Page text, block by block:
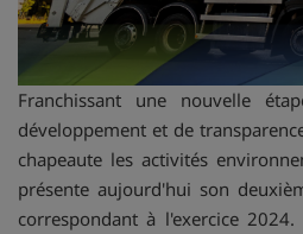
Franchissant une nouvelle
développement et de
chapeaute les activités
présente aujourd'hui son
correspondant à l'exercice